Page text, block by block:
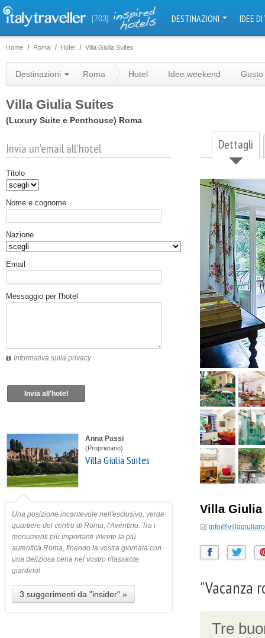
[703] DESTINAZIONI IDEE
Home Roma Hotel Villa Giulia Suites
Destinazioni Roma Hotel Idee weekend Gusto
Villa Giulia Suites
(Luxury Suite e Penthouse) Roma
Dettagli
Villa
"Vacanza
Tre
Invia un'email all'hotel
Titolo
Nome e cognome
Nazione
Email
Messaggio per l'hotel
Informativa sulla privacy
Invia all'hotel
Anna Passi
(Proprietario)
Villa Giulia Suites
Una posizione incantevole nell'esclusivo, verde
quartiere del centro di Roma, l'Aventino. Tra i
monumenti più importanti vivrete la più
autentica Roma, finendo la vostra giornata con
una deliziosa cena nel vostro rilassante
giardino!
3 suggerimenti da "insider" »